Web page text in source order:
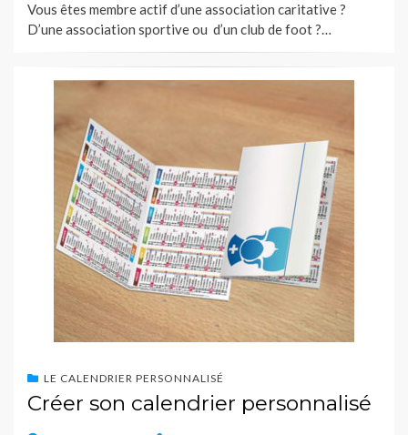
Vous êtes membre actif d’une association caritative ?
D’une association sportive ou d’un club de foot ?…
LE CALENDRIER PERSONNALISÉ
Créer son calendrier personnalisé